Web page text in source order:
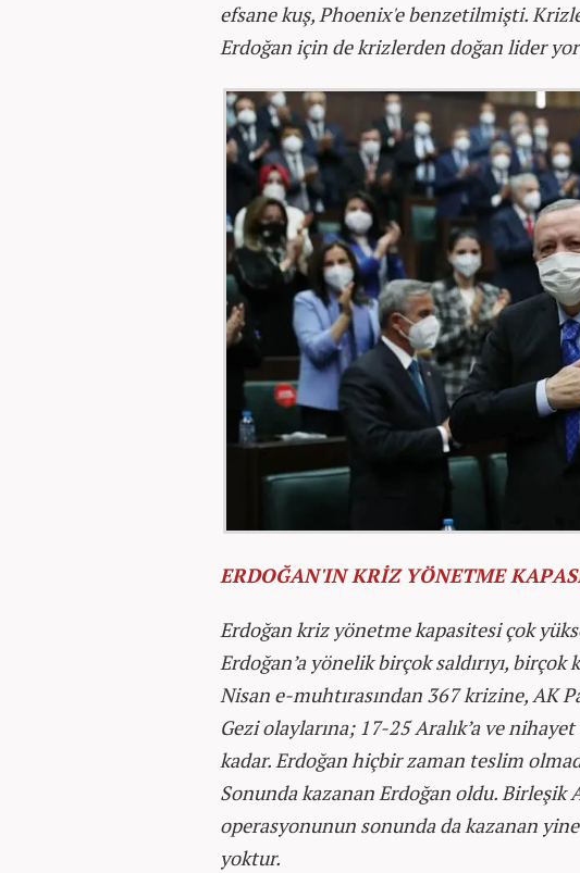
efsane kuş, Phoenix'e benzetilmişti.
Erdoğan için de krizlerden doğan lider
ERDOĞAN'IN KRİZ YÖNETME
Erdoğan kriz yönetme kapasitesi çok
Erdoğan’a yönelik birçok saldırıyı,
Nisan e-muhtırasından 367 krizine, AK
Gezi olaylarına; 17-25 Aralık’a ve
kadar. Erdoğan hiçbir zaman teslim
Sonunda kazanan Erdoğan oldu.
operasyonunun sonunda da kazanan
yoktur.